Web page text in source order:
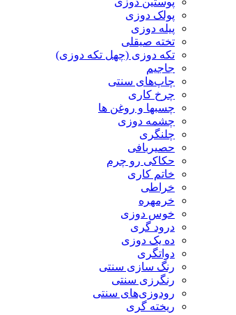
پولک دوزی
پیله دوزی
تخته صیقلی
تکه دوزی (چهل تکه دوزی)
جاجیم
چاپ‌های سنتی
چرخ کاری
چسبها و روغن ها
چشمه دوزی
چلنگری
حصیربافی
حکاکی رو چرم
خاتم کاری
خراطی
خرمهره
خوس دوزی
درود گری
ده یک دوزی
دواتگری
رنگ سازی سنتی
رنگرزی سنتی
رودوزی‌های سنتی
ریخته گری